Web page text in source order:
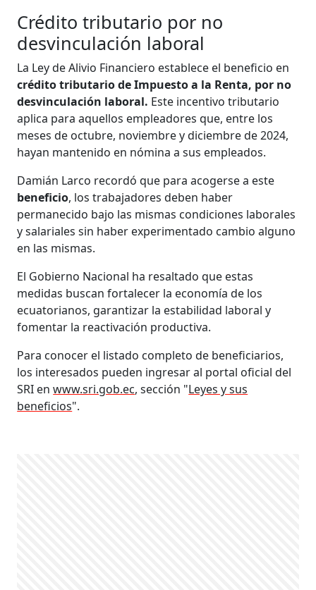
Crédito tributario por no
desvinculación laboral
La Ley de Alivio Financiero establece el beneficio en
crédito tributario de Impuesto a la Renta, por no
desvinculación laboral. Este incentivo tributario
aplica para aquellos empleadores que, entre los
meses de octubre, noviembre y diciembre de 2024,
hayan mantenido en nómina a sus empleados.
Damián Larco recordó que para acogerse a este
beneficio, los trabajadores deben haber
permanecido bajo las mismas condiciones laborales
y salariales sin haber experimentado cambio alguno
en las mismas.
El Gobierno Nacional ha resaltado que estas
medidas buscan fortalecer la economía de los
ecuatorianos, garantizar la estabilidad laboral y
fomentar la reactivación productiva.
Para conocer el listado completo de beneficiarios,
los interesados pueden ingresar al portal oficial del
SRI enwww.sri.gob.ec, sección "Leyes y sus
beneficios".